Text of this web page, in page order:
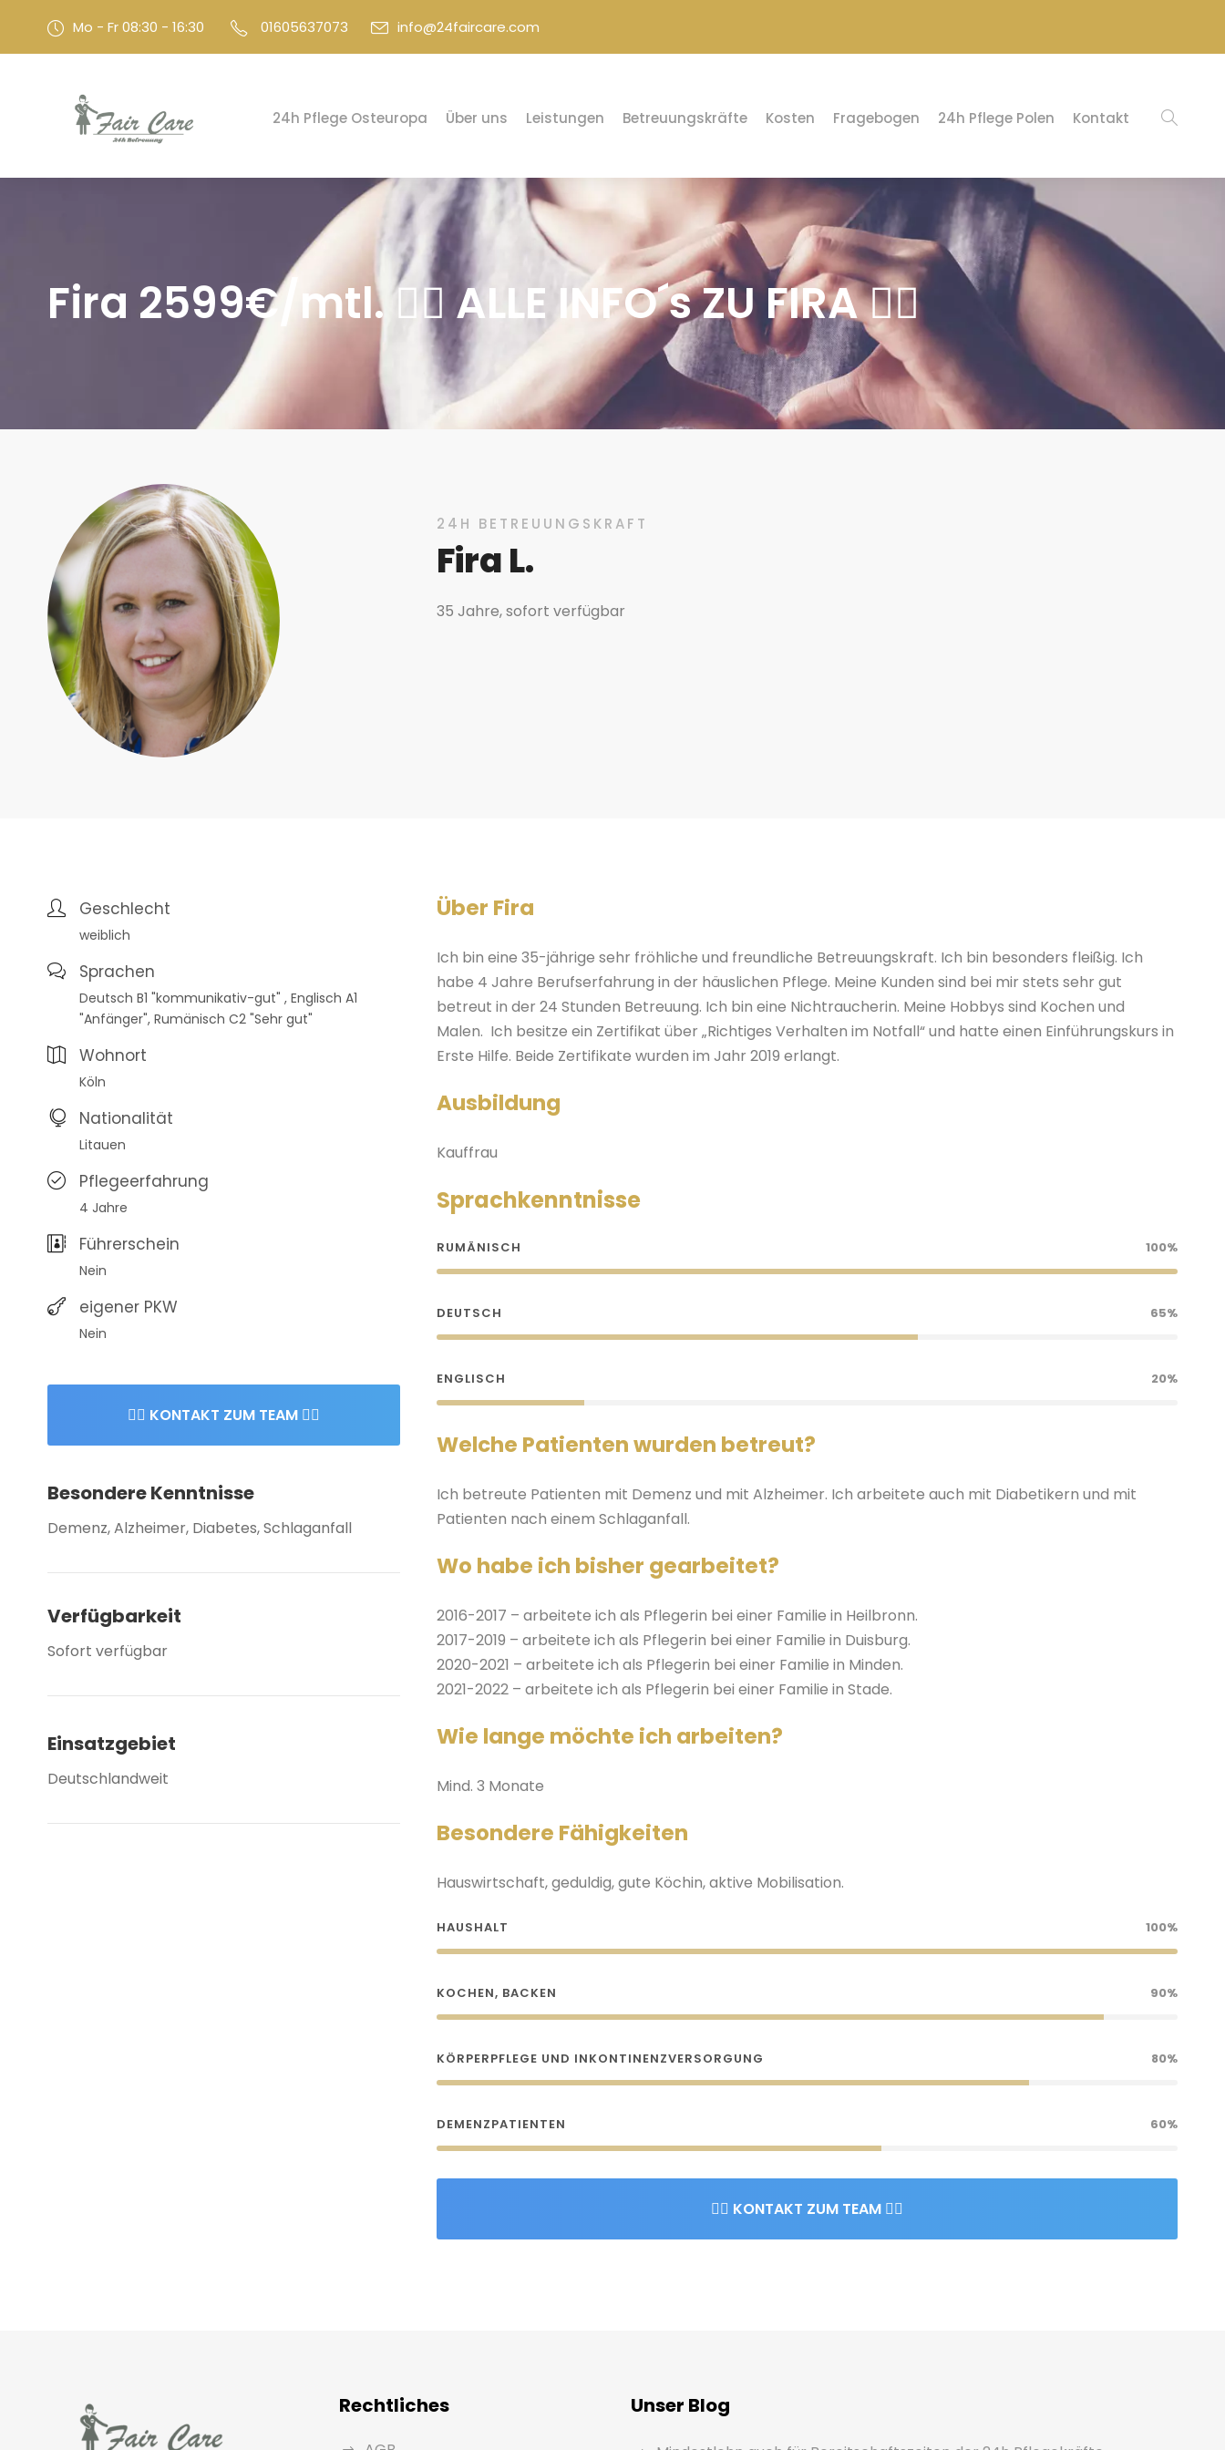
Mo - Fr 08:30 - 16:30 01605637073 info@24faircare.com
24h Pflege Osteuropa Über uns Leistungen Betreuungskräfte Kosten Fragebogen 24h Pflege Polen Kontakt
Fira 2599€/mtl. 👉🏻 ALLE INFO´s ZU FIRA 👈🏻
24H BETREUUNGSKRAFT
Fira L.
35 Jahre, sofort verfügbar
Geschlecht
weiblich
Sprachen
Deutsch B1 "kommunikativ-gut" , Englisch A1
"Anfänger", Rumänisch C2 "Sehr gut"
Wohnort
Köln
Nationalität
Litauen
Pflegeerfahrung
4 Jahre
Führerschein
Nein
eigener PKW
Nein
👉🏻 KONTAKT ZUM TEAM 👈🏻
Besondere Kenntnisse
Demenz, Alzheimer, Diabetes, Schlaganfall
Verfügbarkeit
Sofort verfügbar
Einsatzgebiet
Deutschlandweit
Über Fira
Ich bin eine 35-jährige sehr fröhliche und freundliche Betreuungskraft. Ich bin besonders fleißig. Ich
habe 4 Jahre Berufserfahrung in der häuslichen Pflege. Meine Kunden sind bei mir stets sehr gut
betreut in der 24 Stunden Betreuung. Ich bin eine Nichtraucherin. Meine Hobbys sind Kochen und
Malen. Ich besitze ein Zertifikat über „Richtiges Verhalten im Notfall“ und hatte einen Einführungskurs in
Erste Hilfe. Beide Zertifikate wurden im Jahr 2019 erlangt.
Ausbildung
Kauffrau
Sprachkenntnisse
RUMÄNISCH 100%
DEUTSCH 65%
ENGLISCH 20%
Welche Patienten wurden betreut?
Ich betreute Patienten mit Demenz und mit Alzheimer. Ich arbeitete auch mit Diabetikern und mit
Patienten nach einem Schlaganfall.
Wo habe ich bisher gearbeitet?
2016-2017 – arbeitete ich als Pflegerin bei einer Familie in Heilbronn.
2017-2019 – arbeitete ich als Pflegerin bei einer Familie in Duisburg.
2020-2021 – arbeitete ich als Pflegerin bei einer Familie in Minden.
2021-2022 – arbeitete ich als Pflegerin bei einer Familie in Stade.
Wie lange möchte ich arbeiten?
Mind. 3 Monate
Besondere Fähigkeiten
Hauswirtschaft, geduldig, gute Köchin, aktive Mobilisation.
HAUSHALT 100%
KOCHEN, BACKEN 90%
KÖRPERPFLEGE UND INKONTINENZVERSORGUNG 80%
DEMENZPATIENTEN 60%
👉🏻 KONTAKT ZUM TEAM 👈🏻
Rechtliches Unser Blog